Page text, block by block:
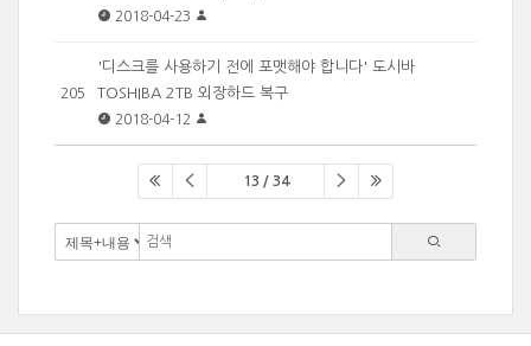
2018-04-23
205
'디스크를 사용하기 전에 포맷해야 합니다' 도시바
TOSHIBA 2TB 외장하드 복구
2018-04-12
13 / 34